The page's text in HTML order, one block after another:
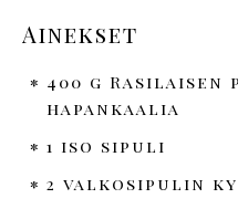
Ainekset
400 g
hapankaalia
1 iso sipuli
2 valkosipulin